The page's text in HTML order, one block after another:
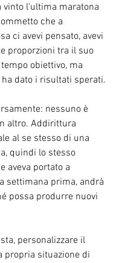
vinto l'ultima maratona
che a
ci avevi pensato, avevi
proporzioni tra il suo
obiettivo, ma
dato i risultati sperati.
nessuno è
altro. Addirittura
al se stesso di una
quindi lo stesso
aveva portato a
settimana prima, andrà
possa produrre nuovi
personalizzare il
propria situazione di